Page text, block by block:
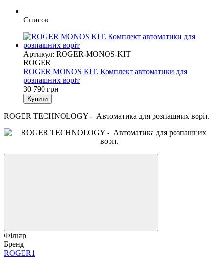
Список
Артикул: ROGER-MONOS-KIT
ROGER
ROGER MONOS KIT. Комплект автоматики для
розпашних воріт
30 790 грн
Купити
ROGER TECHNOLOGY - Автоматика для розпашних воріт.
Фільтр
Бренд
ROGER1